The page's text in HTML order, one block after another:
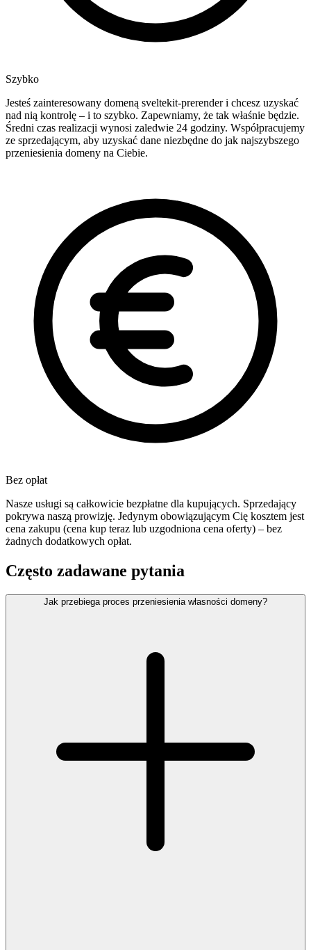
Szybko
Jesteś zainteresowany domeną sveltekit-prerender i chcesz uzyskać
nad nią kontrolę – i to szybko. Zapewniamy, że tak właśnie będzie.
Średni czas realizacji wynosi zaledwie 24 godziny. Współpracujemy
ze sprzedającym, aby uzyskać dane niezbędne do jak najszybszego
przeniesienia domeny na Ciebie.
Bez opłat
Nasze usługi są całkowicie bezpłatne dla kupujących. Sprzedający
pokrywa naszą prowizję. Jedynym obowiązującym Cię kosztem jest
cena zakupu (cena kup teraz lub uzgodniona cena oferty) – bez
żadnych dodatkowych opłat.
Często zadawane pytania
Jak przebiega proces przeniesienia własności domeny?